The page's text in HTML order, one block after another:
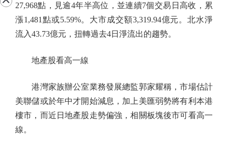
27,968點，見逾4年半高位，並連續7個交易日高收，累
漲1,481點或5.59%。大市成交額3,319.94億元。北水淨
流入43.73億元，扭轉過去4日淨流出的趨勢。
地產股看高一線
港灣家族辦公室業務發展總監郭家耀稱，市場估計
美聯儲或於年中才開始減息，加上美匯弱勢將有利本港
樓市，而近日地產股走勢偏強，相關板塊後市可看高一
線。